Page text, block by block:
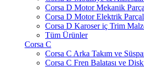
Corsa D Motor Mekanik
Corsa D Motor Elektrik
Corsa D Karoser iç Trim
Tüm Ürünler
Corsa C
Corsa C Arka Takım ve
Corsa C Fren Balatası ve